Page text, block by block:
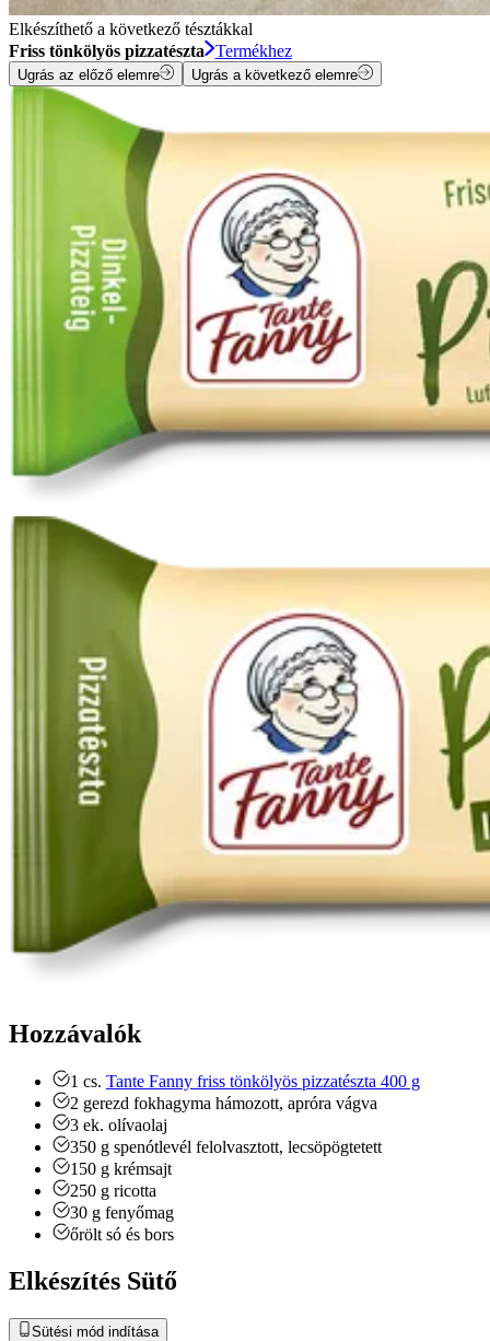
Elkészíthető a következő tésztákkal
Friss tönkölyös pizzatészta
Termékhez
Ugrás az előző elemre Ugrás a következő elemre
Hozzávalók
1 cs. Tante Fanny friss tönkölyös pizzatészta 400 g
2 gerezd fokhagyma hámozott, apróra vágva
3 ek. olívaolaj
350 g spenótlevél felolvasztott, lecsöpögtetett
150 g krémsajt
250 g ricotta
30 g fenyőmag
őrölt só és bors
Elkészítés Sütő
Sütési mód indítása